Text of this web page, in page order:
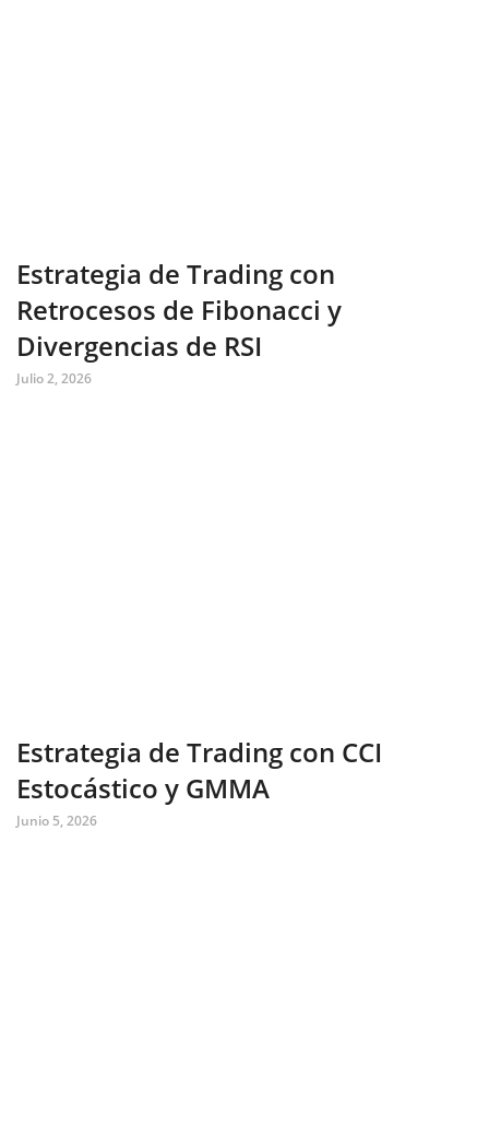
Estrategia de Trading con
Retrocesos de Fibonacci y
Divergencias de RSI
Julio 2, 2026
Estrategia de Trading con CCI
Estocástico y GMMA
Junio 5, 2026